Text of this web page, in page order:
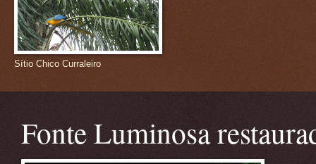
Sítio Chico Curraleiro
Fonte Luminosa